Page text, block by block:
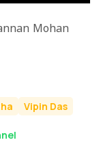
Mohan
Vipin Das